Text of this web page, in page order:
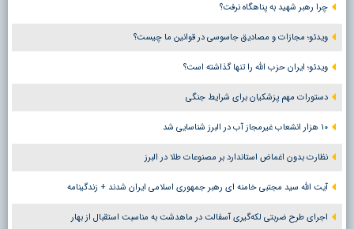
چرا رهبر شهید به پناهگاه نرفت؟
ویدئو؛ مجازات و مصادیق جاسوسی در قوانین ما چیست؟
ویدئو؛ ایران حزب الله را تنها گذاشته است؟
دستورات مهم پزشکیان برای شرایط جنگی
۱۰ هزار انشعاب غیرمجاز آب در البرز شناسایی شد
نظارت بدون اغماض استاندارد بر مصنوعات طلا در البرز
آیت الله سید مجتبی خامنه ای رهبر جمهوری اسلامی ایران شدند + زندگینامه
اجرای طرح ضربتی لکه‌گیری آسفالت در ماهدشت به مناسبت استقبال از بهار